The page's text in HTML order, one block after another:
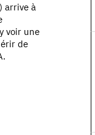
arrive à
voir une
de